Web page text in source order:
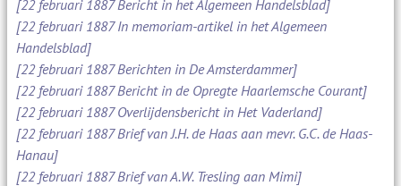
[22 februari 1887 Bericht in het Algemeen Handelsblad]
[22 februari 1887 In memoriam-artikel in het Algemeen
Handelsblad]
[22 februari 1887 Berichten in De Amsterdammer]
[22 februari 1887 Bericht in de Opregte Haarlemsche Courant]
[22 februari 1887 Overlijdensbericht in Het Vaderland]
[22 februari 1887 Brief van J.H. de Haas aan mevr. G.C. de Haas-
Hanau]
[22 februari 1887 Brief van A.W. Tresling aan Mimi]